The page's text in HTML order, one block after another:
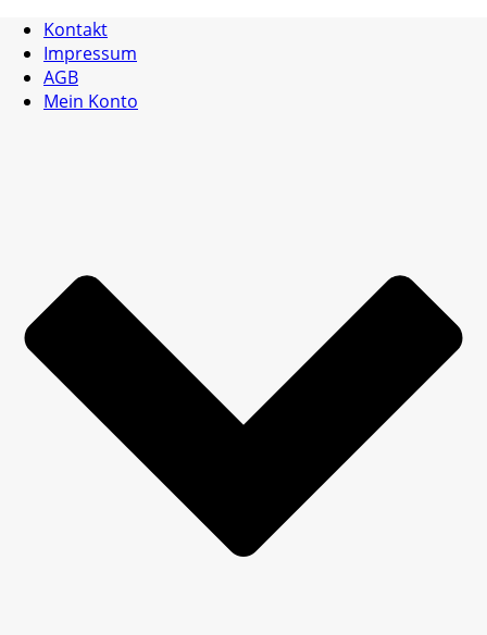
Kontakt
Impressum
AGB
Mein Konto